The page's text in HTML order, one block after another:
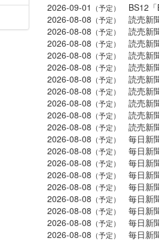
2026-09-01 （予定）
BS12「
2026-08-08 （予定）
読売新
2026-08-08 （予定）
読売新
2026-08-08 （予定）
読売新
2026-08-08 （予定）
読売新
2026-08-08 （予定）
読売新
2026-08-08 （予定）
読売新
2026-08-08 （予定）
読売新
2026-08-08 （予定）
読売新
2026-08-08 （予定）
読売新
2026-08-08 （予定）
読売新
2026-08-08 （予定）
毎日新
2026-08-08 （予定）
毎日新
2026-08-08 （予定）
毎日新
2026-08-08 （予定）
毎日新
2026-08-08 （予定）
毎日新
2026-08-08 （予定）
毎日新
2026-08-08 （予定）
毎日新
2026-08-08 （予定）
毎日新
2026-08-08 （予定） 毎日新